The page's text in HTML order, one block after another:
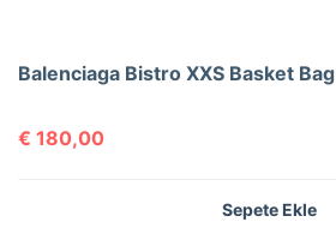
Balenciaga Bistro XXS Basket Bag
€ 180,00
Sepete Ekle